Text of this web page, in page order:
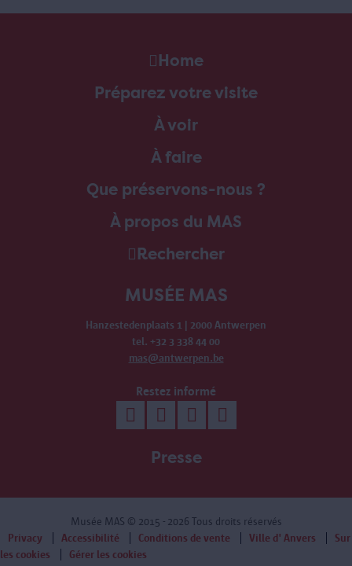
Home
Préparez votre visite
À voir
À faire
Que préservons-nous ?
À propos du MAS
Rechercher
MUSÉE MAS
Hanzestedenplaats 1 | 2000 Antwerpen
tel. +32 3 338 44 00
mas@antwerpen.be
Restez informé
Presse
Musée MAS © 2015 - 2026 Tous droits réservés
Privacy
Accessibilité Conditions de vente Ville d' Anvers
Sur
les cookies
Gérer les cookies